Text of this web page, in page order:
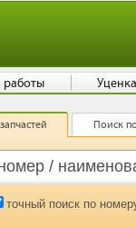
Поиск
точный поиск по
работы